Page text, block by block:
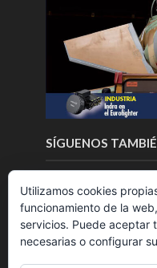
SÍGUENOS
Utilizamos cookies
funcionamiento de la
servicios. Puede aceptar
necesarias o configurar